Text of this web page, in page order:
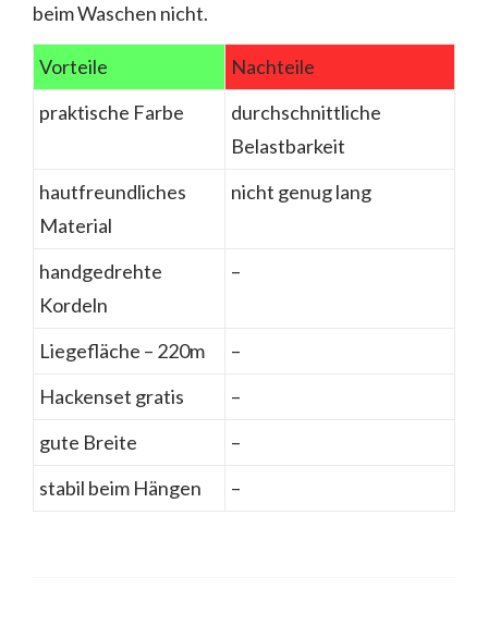
beim Waschen nicht.
Vorteile
Nachteile
praktische Farbe
durchschnittliche
Belastbarkeit
hautfreundliches
Material
nicht genug lang
handgedrehte
Kordeln
–
Liegefläche – 220m
–
Hackenset gratis
–
gute Breite
–
stabil beim Hängen
–